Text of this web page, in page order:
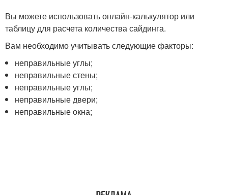
Вы можете использовать онлайн-калькулятор или
таблицу для расчета количества сайдинга.
Вам необходимо учитывать следующие факторы:
неправильные углы;
неправильные стены;
неправильные углы;
неправильные двери;
неправильные окна;